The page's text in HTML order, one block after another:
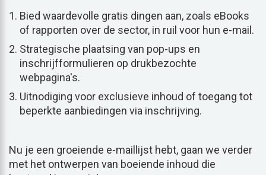
Bied waardevolle gratis dingen aan, zoals eBooks
of rapporten over de sector, in ruil voor hun e-mail.
Strategische plaatsing van pop-ups en
inschrijfformulieren op drukbezochte
webpagina's.
Uitnodiging voor exclusieve inhoud of toegang tot
beperkte aanbiedingen via inschrijving.
Nu je een groeiende e-maillijst hebt, gaan we verder
met het ontwerpen van boeiende inhoud die